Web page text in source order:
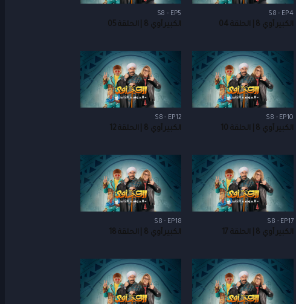
S8 - EP4
الكبير أوي 8 | الحلقة 04
S8 - EP5
الكبير أوي 8 | الحلقة 05
S8 - EP10
الكبير أوي 8 | الحلقة 10
S8 - EP12
الكبير أوي 8 | الحلقة 12
S8 - EP17
الكبير أوي 8 | الحلقة 17
S8 - EP18
الكبير أوي 8 | الحلقة 18